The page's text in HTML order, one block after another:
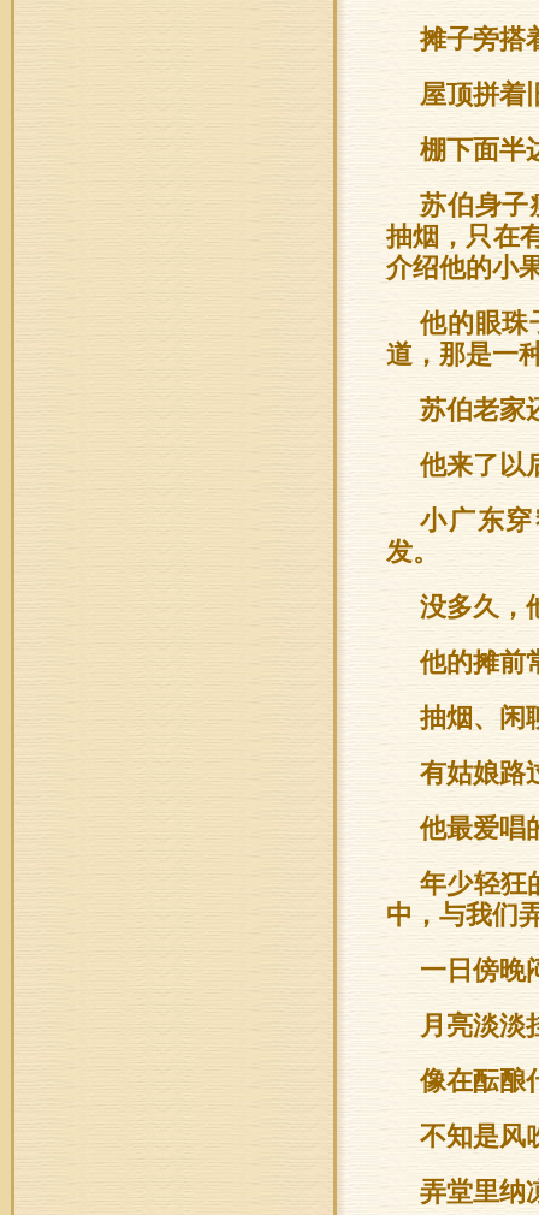
摊子旁搭
屋顶拼着
棚下面半
苏伯身子
抽烟，只在
介绍他的小
他的眼珠
道，那是一
苏伯老家
他来了以
小广东
发。
没多久，
他的摊前
抽烟、闲
有姑娘路
他最爱唱
年少轻狂
中，与我们
一日傍晚
月亮淡淡
像在酝酿
不知是风
弄堂里纳